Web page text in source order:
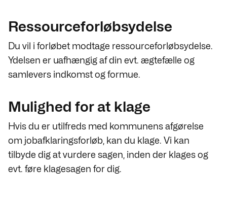
Ressourceforløbsydelse
Du vil i forløbet modtage ressourceforløbsydelse.
Ydelsen er uafhængig af din evt. ægtefælle og
samlevers indkomst og formue.
Mulighed for at klage
Hvis du er utilfreds med kommunens afgørelse
om jobafklaringsforløb, kan du klage. Vi kan
tilbyde dig at vurdere sagen, inden der klages og
evt. føre klagesagen for dig.